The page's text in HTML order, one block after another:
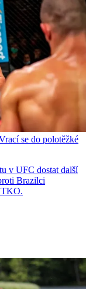
se do polotěžké
v UFC dostat další
Brazilci
TKO.